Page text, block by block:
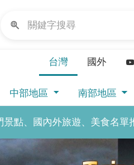
台灣 國外
中部地區 南部地區
景點、國內外旅遊、美食名單